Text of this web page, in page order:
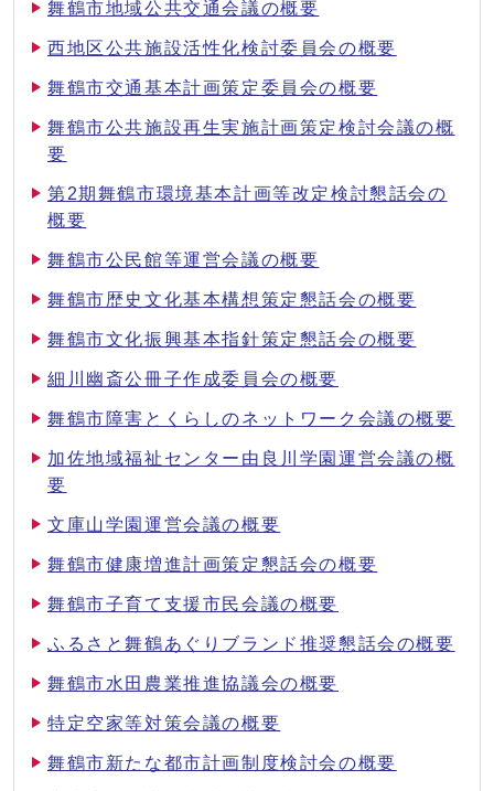
舞鶴市地域公共交通会議の概要
西地区公共施設活性化検討委員会の概要
舞鶴市交通基本計画策定委員会の概要
舞鶴市公共施設再生実施計画策定検討会議の概
要
第2期舞鶴市環境基本計画等改定検討懇話会の
概要
舞鶴市公民館等運営会議の概要
舞鶴市歴史文化基本構想策定懇話会の概要
舞鶴市文化振興基本指針策定懇話会の概要
細川幽斎公冊子作成委員会の概要
舞鶴市障害とくらしのネットワーク会議の概要
加佐地域福祉センター由良川学園運営会議の概
要
文庫山学園運営会議の概要
舞鶴市健康増進計画策定懇話会の概要
舞鶴市子育て支援市民会議の概要
ふるさと舞鶴あぐりブランド推奨懇話会の概要
舞鶴市水田農業推進協議会の概要
特定空家等対策会議の概要
舞鶴市新たな都市計画制度検討会の概要